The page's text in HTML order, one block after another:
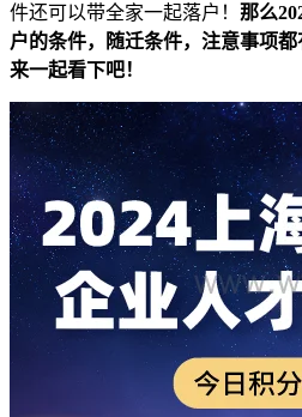
件还可以带全家一起落户！ 那么
户的条件，随迁条件，注意事项
来一起看下吧！